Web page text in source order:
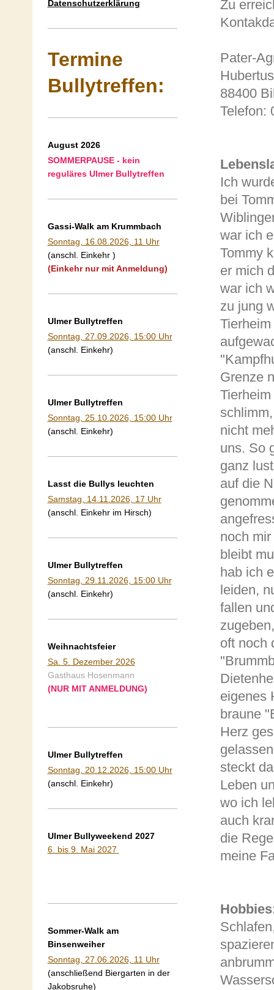
Zu
Pater-
88400
Telefon:
Ich
bei
war ich
Tommy
er mich
war ich
zu jung
Grenze
nicht
uns. So
ganz
auf die
noch
bleibt
hab ich
leiden,
fallen
oft noch
eigenes
braune
Herz
steckt
Leben
wo ich
auch
die
meine
Datenschutzerklärung
Termine
Bullytreffen:
August 2026
SOMMERPAUSE - kein
reguläres Ulmer Bullytreffen
Gassi-Walk am Krummbach
Sonntag, 16.08.2026, 11 Uhr
(anschl. Einkehr )
(Einkehr nur mit Anmeldung)
Ulmer Bullytreffen
Sonntag, 27.09.2026, 15:00 Uhr
(anschl. Einkehr)
Ulmer Bullytreffen
Sonntag, 25.10.2026, 15:00 Uhr
(anschl. Einkehr)
Lasst die Bullys leuchten
Samstag, 14.11.2026, 17 Uhr
(anschl. Einkehr im Hirsch)
Ulmer Bullytreffen
Sonntag, 29.11.2026, 15:00 Uhr
(anschl. Einkehr)
Weihnachtsfeier
Sa. 5. Dezember 2026
Gasthaus Hosenmann
(NUR MIT ANMELDUNG)
Ulmer Bullytreffen
Sonntag, 20.12.2026, 15:00 Uhr
(anschl. Einkehr)
Ulmer Bullyweekend 2027
6. bis 9. Mai 2027
Sommer-Walk am
Binsenweiher
Sonntag, 27.06.2026, 11 Uhr
(anschließend Biergarten in der
Jakobsruhe)